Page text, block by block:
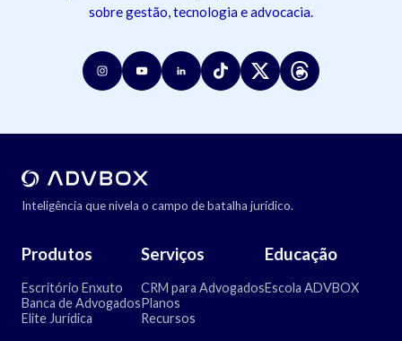
sobre gestão, tecnologia e advocacia.
Inteligência que nivela o campo de batalha jurídico.
Produtos
Escritório Enxuto
Banca de Advogados
Elite Jurídica
Serviços
CRM para Advogados
Planos
Recursos
Educação
Escola ADVBOX